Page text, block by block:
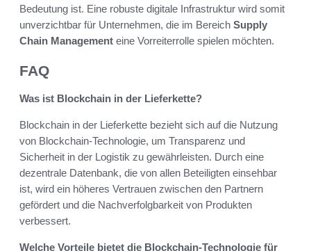
Bedeutung ist. Eine robuste digitale Infrastruktur wird somit
unverzichtbar für Unternehmen, die im Bereich Supply
Chain Management eine Vorreiterrolle spielen möchten.
FAQ
Was ist Blockchain in der Lieferkette?
Blockchain in der Lieferkette bezieht sich auf die Nutzung
von Blockchain-Technologie, um Transparenz und
Sicherheit in der Logistik zu gewährleisten. Durch eine
dezentrale Datenbank, die von allen Beteiligten einsehbar
ist, wird ein höheres Vertrauen zwischen den Partnern
gefördert und die Nachverfolgbarkeit von Produkten
verbessert.
Welche Vorteile bietet die Blockchain-Technologie für